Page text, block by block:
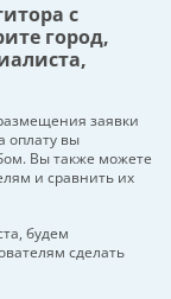
с
город,
заявки
оплату вы
Вы также можете
и сравнить их
будем
сделать